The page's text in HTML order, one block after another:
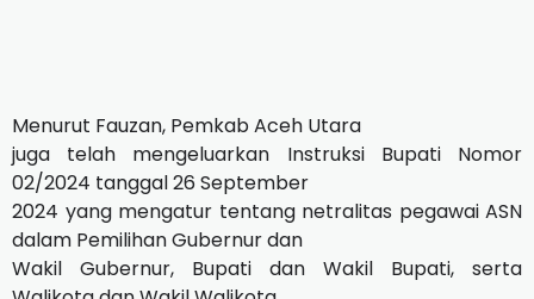
Menurut Fauzan, Pemkab Aceh Utara
juga telah mengeluarkan Instruksi Bupati Nomor
02/2024 tanggal 26 September
2024 yang mengatur tentang netralitas pegawai ASN
dalam Pemilihan Gubernur dan
Wakil Gubernur, Bupati dan Wakil Bupati, serta